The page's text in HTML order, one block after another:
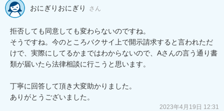
おにぎりおにぎり さん
拒否しても同意しても変わらないのですね。
そうですね。今のところバクサイ上で開示請求すると言われただ
けで、実際にしてるかまではわからないので、Aさんの言う通り書
類が届いたら法律相談に行こうと思います。
丁寧に回答して頂き大変助かりました。
ありがとうございました。
2023年4月19日 12:31